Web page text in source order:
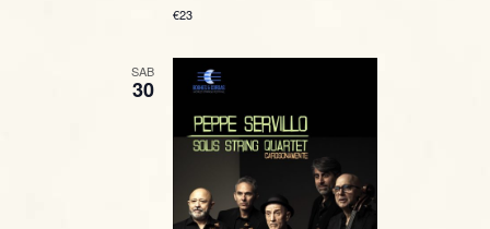
a
z
i
o
€23
SAB
30